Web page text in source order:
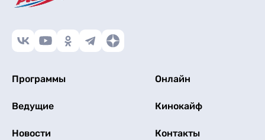
Программы Онлайн
Ведущие Кинокайф
Новости Контакты